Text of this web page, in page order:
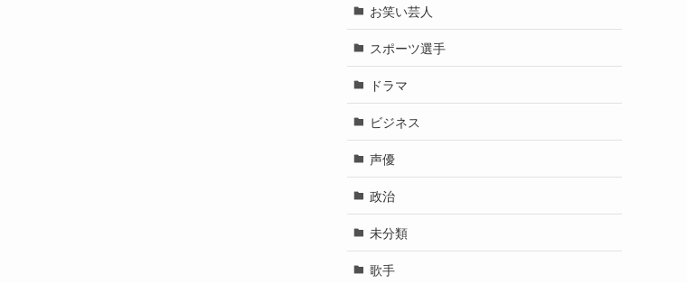
お笑い芸人
スポーツ選手
ドラマ
ビジネス
声優
政治
未分類
歌手